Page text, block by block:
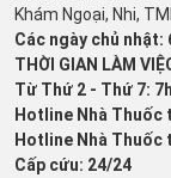
Khám Ngoại, Nhi,
Các ngày chủ nhật:
THỜI GIAN LÀM
Từ Thứ 2 - Thứ 7:
Hotline Nhà Thuốc
Hotline Nhà Thuốc
Cấp cứu: 24/24